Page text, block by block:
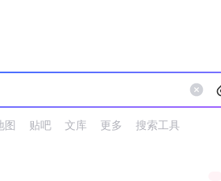
图 贴吧 文库 更多 搜索工具